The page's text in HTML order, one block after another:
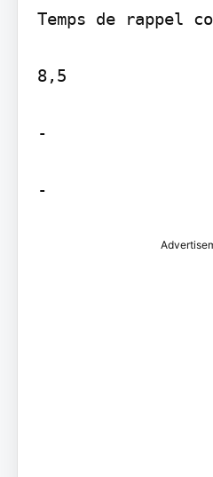
Temps de rappel
8,5
-